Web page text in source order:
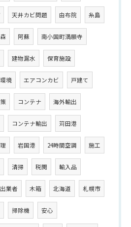
天井カビ問題 由布院 糸島
阿蘇 南小国町満願寺
建物漏水 保育施設
境 エアコンカビ 戸建て
コンテナ 海外輸出
コンテナ輸出 苅田港
岩国港 24時間空調 施工
清掃 税関 輸入品
業者 木箱 北海道 札幌市
掃除機 安心